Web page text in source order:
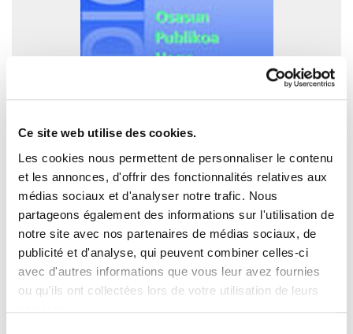
Ce site web utilise des cookies.
Les cookies nous permettent de personnaliser le contenu
et les annonces, d'offrir des fonctionnalités relatives aux
médias sociaux et d'analyser notre trafic. Nous
partageons également des informations sur l'utilisation de
notre site avec nos partenaires de médias sociaux, de
publicité et d'analyse, qui peuvent combiner celles-ci
avec d'autres informations que vous leur avez fournies
ou qu'ils ont collectées lors de votre utilisation de leurs
Études 6. La Santé Public à Hego Euskal
Herria
2005/10/14